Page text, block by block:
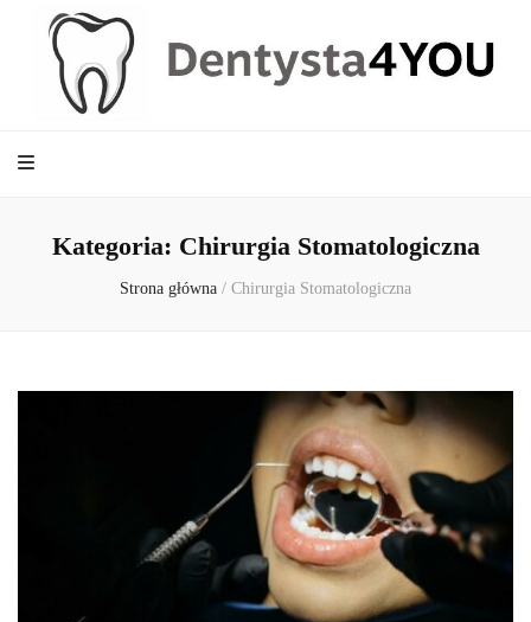
Dentysta4YOU
Kategoria: Chirurgia Stomatologiczna
Strona główna / Chirurgia Stomatologiczna